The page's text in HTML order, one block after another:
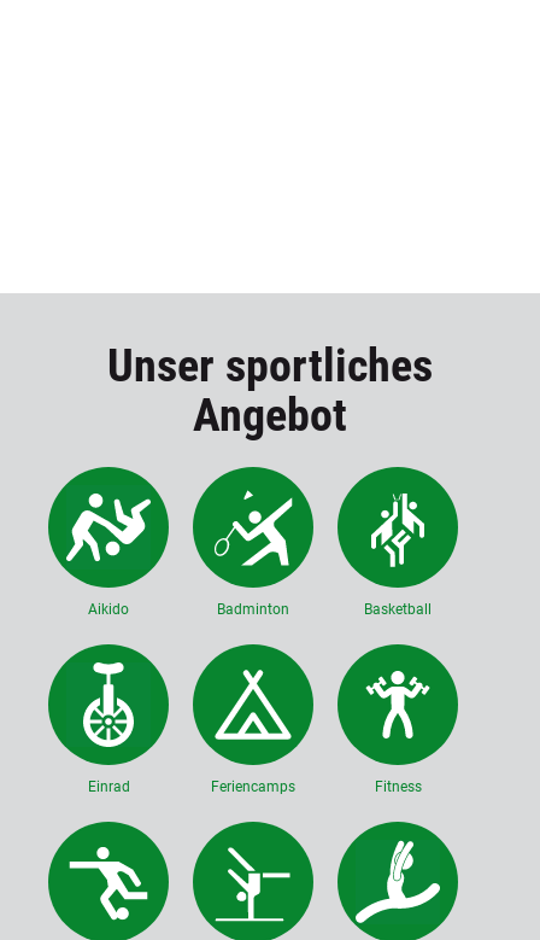
Unser sportliches
Angebot
Aikido Badminton Basketball
Einrad Feriencamps Fitness